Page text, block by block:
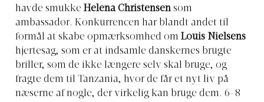
havde smukke Helena Christensensom
ambassadør. Konkurrencen har blandt andet til
formål at skabe opmærksomhed om Louis Nielsens
hjertesag, som er at indsamle danskernes brugte
briller, som de ikke længere selv skal bruge, og
fragte dem til Tanzania, hvor de får et nyt liv på
næserne af nogle, der virkelig kan bruge dem. 6-8